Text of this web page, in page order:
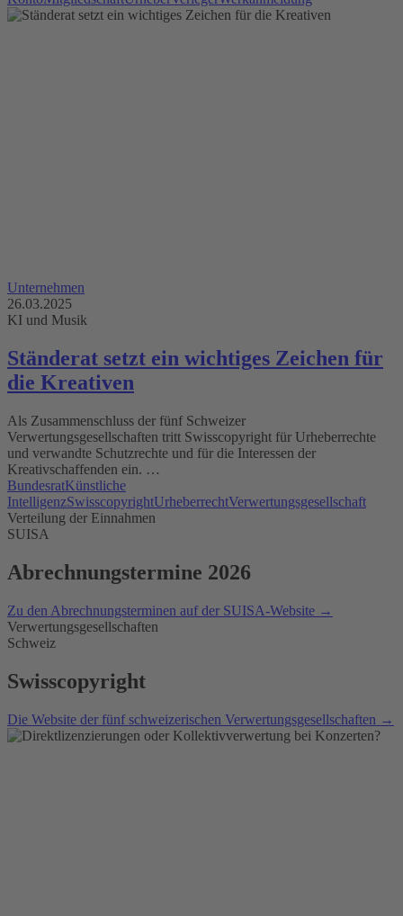
Unternehmen
26.03.2025
KI und Musik
Ständerat setzt ein wichtiges Zeichen für
die Kreativen
Als Zusammenschluss der fünf Schweizer
Verwertungsgesellschaften tritt Swisscopyright für Urheberrechte
und verwandte Schutzrechte und für die Interessen der
Kreativschaffenden ein. …
BundesratKünstliche
IntelligenzSwisscopyrightUrheberrechtVerwertungsgesellschaft
Verteilung der Einnahmen
SUISA
Abrechnungstermine 2026
Zu den Abrechnungsterminen auf der SUISA-Website →
Verwertungsgesellschaften
Schweiz
Swisscopyright
Die Website der fünf schweizerischen Verwertungsgesellschaften →